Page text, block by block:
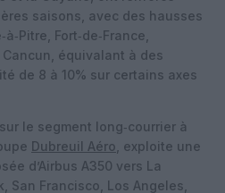
saisons, avec des hausses
Fort‑de‑France,
équivalant à des
de 8 à 10% sur certains axes
le segment long‑courrier à
Dubreuil Aéro , exploite une
d’Airbus A350 vers La
San Francisco, Los Angeles,